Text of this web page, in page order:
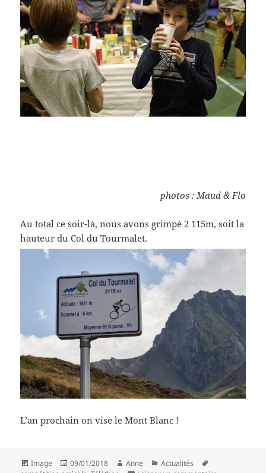
photos : Maud & Flo
Au total ce soir-là, nous avons grimpé 2 115m, soit la
hauteur du Col du Tourmalet.
L’an prochain on vise le Mont Blanc !
Format
Image
Publié
09/01/2018 Auteur
Anne Catégories
Actualités